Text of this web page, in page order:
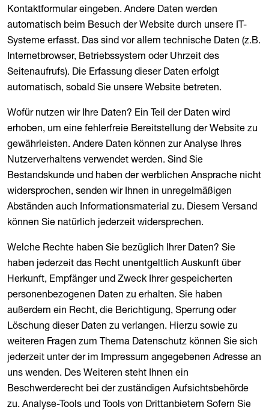
Kontaktformular eingeben. Andere Daten werden
automatisch beim Besuch der Website durch unsere IT-
Systeme erfasst. Das sind vor allem technische Daten (z.B.
Internetbrowser, Betriebssystem oder Uhrzeit des
Seitenaufrufs). Die Erfassung dieser Daten erfolgt
automatisch, sobald Sie unsere Website betreten.
Wofür nutzen wir Ihre Daten? Ein Teil der Daten wird
erhoben, um eine fehlerfreie Bereitstellung der Website zu
gewährleisten. Andere Daten können zur Analyse Ihres
Nutzerverhaltens verwendet werden. Sind Sie
Bestandskunde und haben der werblichen Ansprache nicht
widersprochen, senden wir Ihnen in unregelmäßigen
Abständen auch Informationsmaterial zu. Diesem Versand
können Sie natürlich jederzeit widersprechen.
Welche Rechte haben Sie bezüglich Ihrer Daten? Sie
haben jederzeit das Recht unentgeltlich Auskunft über
Herkunft, Empfänger und Zweck Ihrer gespeicherten
personenbezogenen Daten zu erhalten. Sie haben
außerdem ein Recht, die Berichtigung, Sperrung oder
Löschung dieser Daten zu verlangen. Hierzu sowie zu
weiteren Fragen zum Thema Datenschutz können Sie sich
jederzeit unter der im Impressum angegebenen Adresse an
uns wenden. Des Weiteren steht Ihnen ein
Beschwerderecht bei der zuständigen Aufsichtsbehörde
zu. Analyse-Tools und Tools von Drittanbietern Sofern Sie